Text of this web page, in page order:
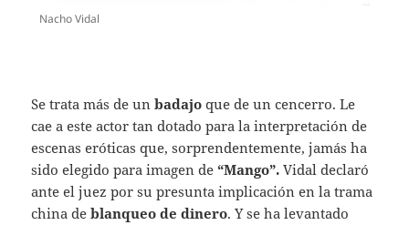
Nacho Vidal
Se trata más de un badajo que de un cencerro. Le
cae a este actor tan dotado para la interpretación de
escenas eróticas que, sorprendentemente, jamás ha
sido elegido para imagen de“Mango”. Vidal declaró
ante el juez por su presunta implicación en la trama
china deblanqueo de dinero. Y se ha levantado